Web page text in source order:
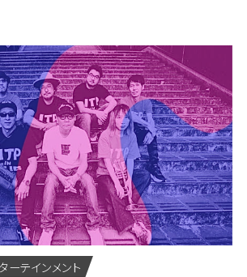
ーテインメント